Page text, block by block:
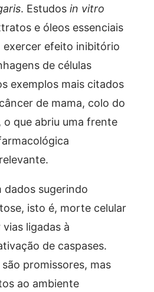
. Estudos in vitro
e óleos essenciais
exercer efeito inibitório
de células
exemplos mais citados
de mama, colo do
o que abriu uma frente
dados sugerindo
isto é, morte celular
ligadas à
de caspases.
promissores, mas
ao ambiente